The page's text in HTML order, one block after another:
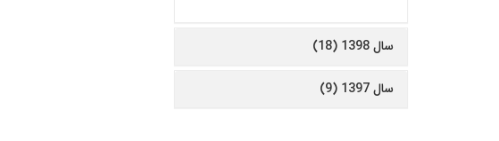
سال 1398 (18)
سال 1397 (9)